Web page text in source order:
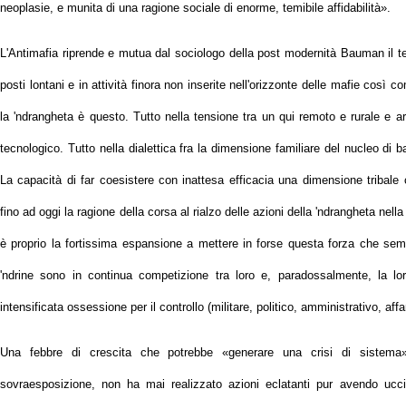
neoplasie, e munita di una ragione sociale di enorme, temibile affidabilità».
L'Antimafia riprende e mutua dal sociologo della post modernità Bauman il
posti lontani e in attività finora non inserite nell'orizzonte delle mafie così
la 'ndrangheta è questo. Tutto nella tensione tra un qui remoto e rurale e
tecnologico. Tutto nella dialettica fra la dimensione familiare del nucleo di
La capacità di far coesistere con inattesa efficacia una dimensione
fino ad oggi la ragione della corsa al rialzo delle azioni della 'ndrangheta
è proprio la fortissima espansione a mettere in forse questa forza che
'ndrine sono in continua competizione tra loro e, paradossalmente, la
intensificata ossessione per il controllo (militare, politico, amministrativo,
Una febbre di crescita che potrebbe «generare una crisi di
sovraesposizione, non ha mai realizzato azioni eclatanti pur avendo